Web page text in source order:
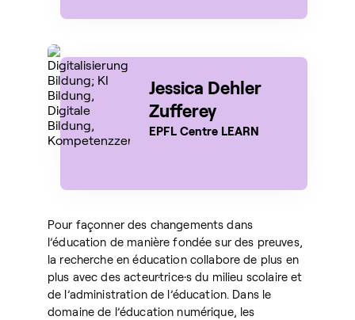
Pour façonner des changements dans
l’éducation de manière fondée sur des preuves,
la recherche en éducation collabore de plus en
plus avec des acteur·trice·s du milieu scolaire et
de l’administration de l’éducation. Dans le
domaine de l’éducation numérique, les
Jessica Dehler
Zufferey
EPFL Centre LEARN